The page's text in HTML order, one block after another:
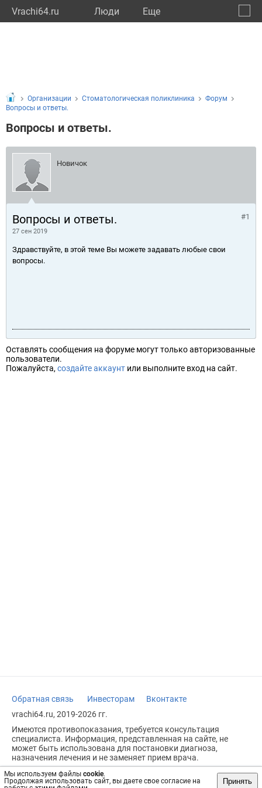
Vrachi64.ru Люди Eще
Мы используем файлы cookie.
Продолжая использовать сайт, вы даете свое согласие на
Принять
Организации Стоматологическая поликлиника
Форум
Вопросы и ответы.
Вопросы и ответы.
Новичок
Вопросы и ответы.
27 сен 2019
#1
Здравствуйте, в этой теме Вы можете задавать любые свои
вопросы.
Оставлять сообщения на форуме могут только авторизованные
пользователи.
Пожалуйста, создайте аккаунт или выполните вход на сайт.
Обратная связь Инвесторам
Вконтакте
vrachi64.ru, 2019-2026 гг.
Имеются противопоказания, требуется консультация
специалиста. Информация, представленная на сайте, не
может быть использована для постановки диагноза,
назначения лечения и не заменяет прием врача.
Возрастное ограничение: 18+